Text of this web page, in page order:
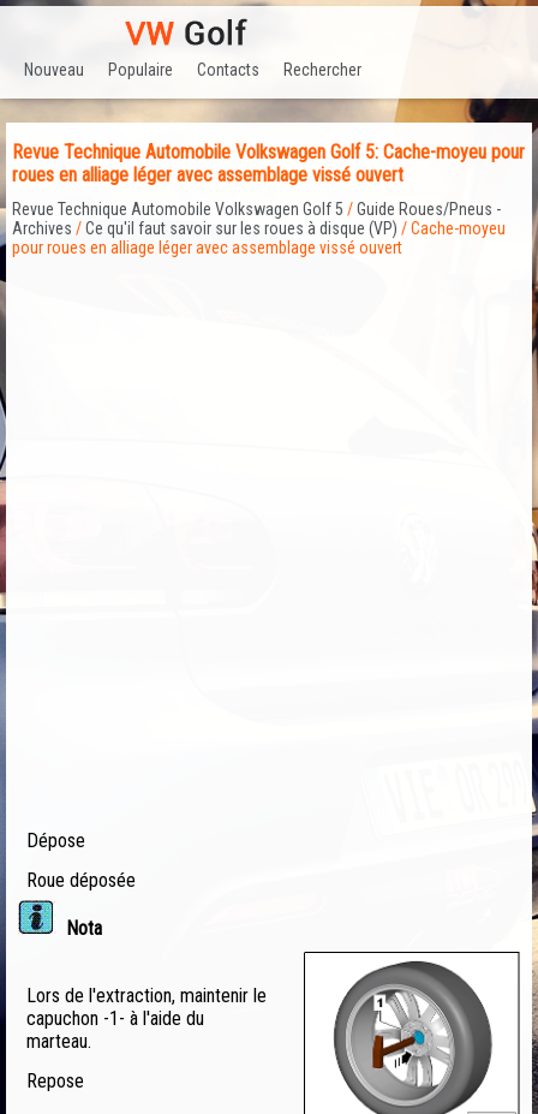
Nouveau Populaire Contacts Rechercher
Revue Technique Automobile Volkswagen Golf 5: Cache-moyeu pour
roues en alliage léger avec assemblage vissé ouvert
Revue Technique Automobile Volkswagen Golf 5 /Guide Roues/Pneus -
Archives /Ce qu'il faut savoir sur les roues à disque (VP) / Cache-moyeu
pour roues en alliage léger avec assemblage vissé ouvert
Dépose
Roue déposée
Nota
Lors de l'extraction, maintenir le
capuchon -1- à l'aide du
marteau.
Repose